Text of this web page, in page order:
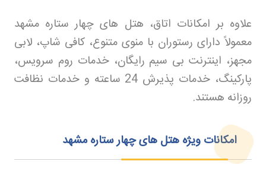
علاوه بر امکانات اتاق، هتل های چهار ستاره مشهد
معمولاً دارای رستوران با منوی متنوع، کافی شاپ، لابی
مجهز، اینترنت بی سیم رایگان، خدمات روم سرویس،
پارکینگ، خدمات پذیرش 24 ساعته و خدمات نظافت
روزانه هستند.
امکانات ویژه هتل های چهار ستاره مشهد